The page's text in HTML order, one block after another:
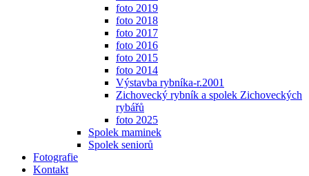
foto 2019
foto 2018
foto 2017
foto 2016
foto 2015
foto 2014
Výstavba rybníka-r.2001
Zichovecký rybník a spolek Zichoveckých
rybářů
foto 2025
Spolek maminek
Spolek seniorů
Fotografie
Kontakt